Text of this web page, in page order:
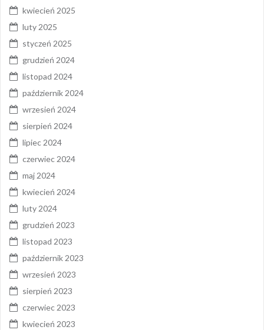
kwiecień 2025
luty 2025
styczeń 2025
grudzień 2024
listopad 2024
październik 2024
wrzesień 2024
sierpień 2024
lipiec 2024
czerwiec 2024
maj 2024
kwiecień 2024
luty 2024
grudzień 2023
listopad 2023
październik 2023
wrzesień 2023
sierpień 2023
czerwiec 2023
kwiecień 2023